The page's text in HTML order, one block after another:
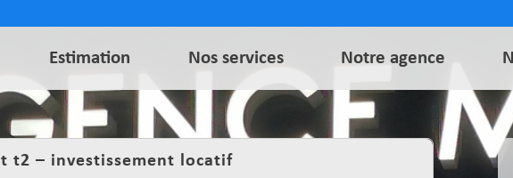
Estimation Nos services Notre agence
t2 – investissement locatif